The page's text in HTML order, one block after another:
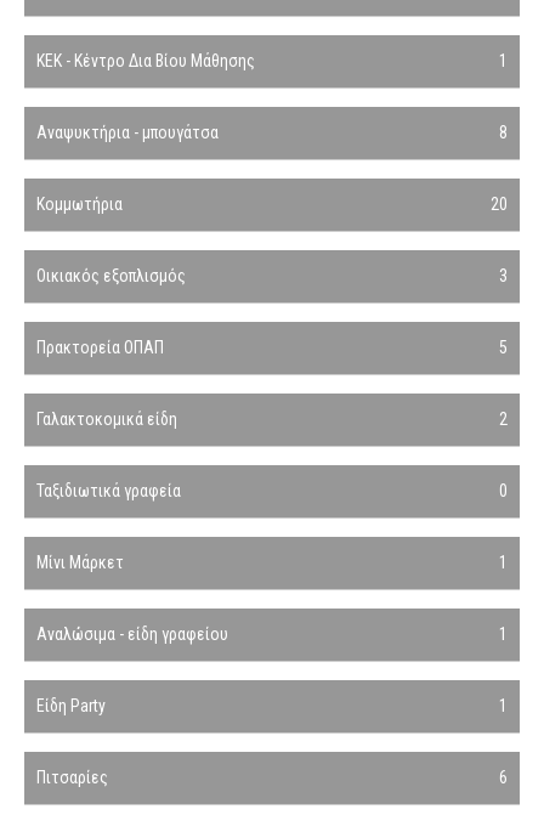
ΚΕΚ - Κέντρο Δια Βίου Μάθησης 1
Αναψυκτήρια - μπουγάτσα 8
Κομμωτήρια 20
Οικιακός εξοπλισμός 3
Πρακτορεία ΟΠΑΠ 5
Γαλακτοκομικά είδη 2
Ταξιδιωτικά γραφεία 0
Μίνι Μάρκετ 1
Αναλώσιμα - είδη γραφείου 1
Είδη Party 1
Πιτσαρίες 6